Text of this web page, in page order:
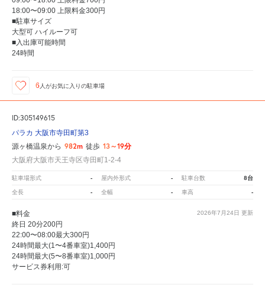
18:00〜09:00 上限料金300円
■駐車サイズ
大型可 ハイルーフ可
■入出庫可能時間
24時間
6 人がお気に入りの駐車場
ID:305149615
パラカ 大阪市寺田町第3
源ヶ橋温泉から 982m 徒歩 13～19分
大阪府大阪市天王寺区寺田町1-2-4
駐車場形式 - 屋内外形式 - 駐車台数 8台
全長 - 全幅 - 車高 -
2026年7月24日 更新
■料金
終日 20分200円
22:00〜08:00最大300円
24時間最大(1〜4番車室)1,400円
24時間最大(5〜8番車室)1,000円
サービス券利用:可